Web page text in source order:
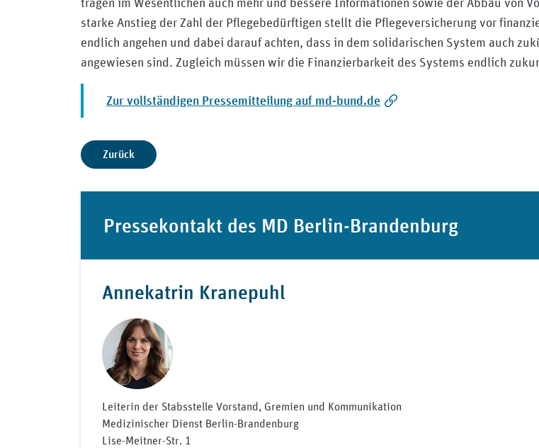
starke Anstieg der Zahl der Pflegebedürftigen stellt die Pflegeversicherung vor
endlich angehen und dabei darauf achten, dass in dem solidarischen System auch
angewiesen sind. Zugleich müssen wir die Finanzierbarkeit des Systems endlich
Zur vollständigen Pressemitteilung auf md-bund.de
Zurück
Pressekontakt des MD Berlin-Brandenburg
Annekatrin Kranepuhl
Leiterin der Stabsstelle Vorstand, Gremien und Kommunikation
Medizinischer Dienst Berlin-Brandenburg
Lise-Meitner-Str. 1